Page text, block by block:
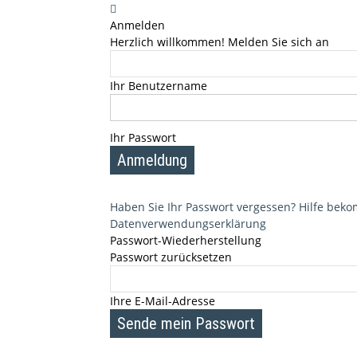
Anmelden
Herzlich willkommen! Melden Sie sich an
Ihr Benutzername
Ihr Passwort
Haben Sie Ihr Passwort vergessen? Hilfe
Datenverwendungserklärung
Passwort-Wiederherstellung
Passwort zurücksetzen
Ihre E-Mail-Adresse